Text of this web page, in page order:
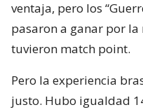
ventaja, pero los
pasaron a ganar por
tuvieron match point.
Pero la experiencia
justo. Hubo igualdad